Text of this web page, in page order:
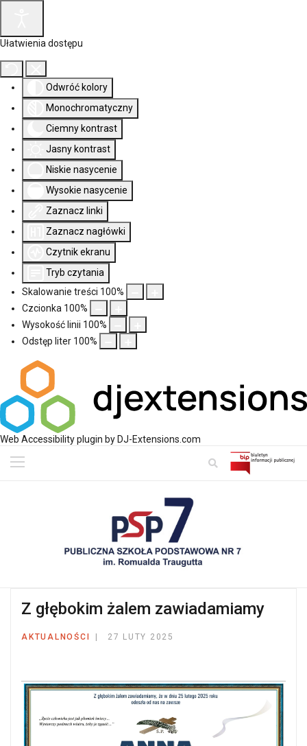
Ułatwienia dostępu
Odwróć kolory
Monochromatyczny
Ciemny kontrast
Jasny kontrast
Niskie nasycenie
Wysokie nasycenie
Zaznacz linki
Zaznacz nagłówki
Czytnik ekranu
Tryb czytania
Skalowanie treści 100%
Czcionka 100%
Wysokość linii 100%
Odstęp liter 100%
Web Accessibility plugin by DJ-Extensions.com
Z głębokim żalem zawiadamiamy
AKTUALNOŚCI 27 LUTY 2025